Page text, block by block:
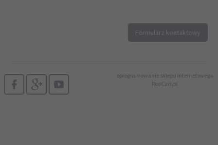
Formularz kontaktowy
oprogramowanie sklepu internetowego
RedCart.pl